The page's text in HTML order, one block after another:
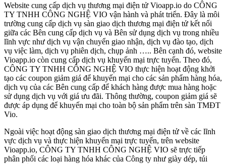
Website cung cấp dịch vụ thương mại điện tử Vioapp.io do CÔNG
TY TNHH CÔNG NGHỆ VIO vận hành và phát triển. Đây là môi
trường cung cấp dịch vụ sàn giao dịch thương mại điện tử kết nối
giữa các Bên cung cấp dịch vụ và Bên sử dụng dịch vụ trong nhiều
lĩnh vực như dịch vụ vận chuyển giao nhận, dịch vụ đào tạo, dịch
vụ việc làm, dịch vụ phiên dịch, chụp ảnh ….. Bên cạnh đó, website
Vioapp.io còn cung cấp dịch vụ khuyến mại trực tuyến. Theo đó,
CÔNG TY TNHH CÔNG NGHỆ VIO thực hiện hoạt động khởi
tạo các coupon giảm giá để khuyến mại cho các sản phẩm hàng hóa,
dịch vụ của các Bên cung cấp để khách hàng được mua hàng hoặc
sử dụng dịch vụ với giá ưu đãi. Thông thường, coupon giảm giá sẽ
được áp dụng để khuyến mại cho toàn bộ sản phẩm trên sàn TMĐT
Vio.
Ngoài việc hoạt động sàn giao dịch thương mại điện tử về các lĩnh
vực dịch vụ và thực hiện khuyến mại trực tuyến, trên website
Vioapp.io, CÔNG TY TNHH CÔNG NGHỆ VIO sẽ trực tiếp
phân phối các loại hàng hóa khác của Công ty như giày dép, túi